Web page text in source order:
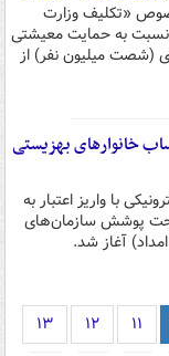
«تکلیف وزارت
نسبت به حمایت معیشتی
(شصت میلیون نفر) از
خانوارهای بهزیستی
با واریز اعتبار به
پوشش سازمان‌های
آغاز شد.
۱۱ ۱۲ ۱۳